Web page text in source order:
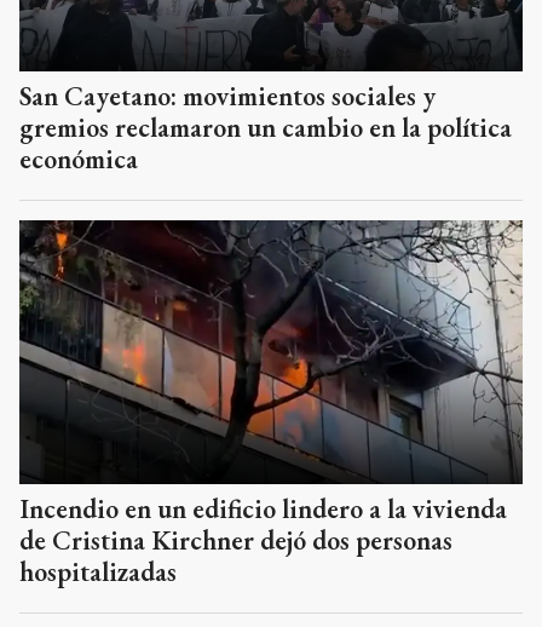
San Cayetano: movimientos sociales y
gremios reclamaron un cambio en la política
económica
Incendio en un edificio lindero a la vivienda
de Cristina Kirchner dejó dos personas
hospitalizadas